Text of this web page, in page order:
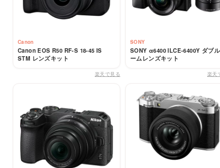
Canon
Canon EOS R50 RF-S 18-45 IS
STM レンズキット
楽天で見る
SONY
SONY α6400 ILCE-6400Y ダブ
ームレンズキット
楽天